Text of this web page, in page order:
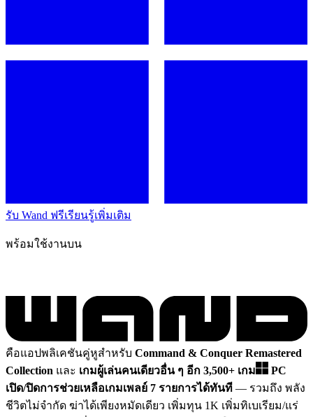
รับ Wand ฟรีเรียนรู้เพิ่มเติม
พร้อมใช้งานบน
คือแอปพลิเคชันคู่หูสำหรับ Command & Conquer Remastered
Collection และ เกมผู้เล่นคนเดียวอื่น ๆ อีก 3,500+ เกม
PC
เปิด/ปิดการช่วยเหลือเกมเพลย์ 7 รายการได้ทันที — รวมถึง พลัง
ชีวิตไม่จำกัด ฆ่าได้เพียงหมัดเดียว เพิ่มทุน 1K เพิ่มทิเบเรียม/แร่